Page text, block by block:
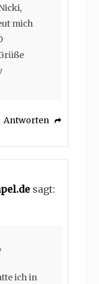
mich
Antworten
sagt:
ich in